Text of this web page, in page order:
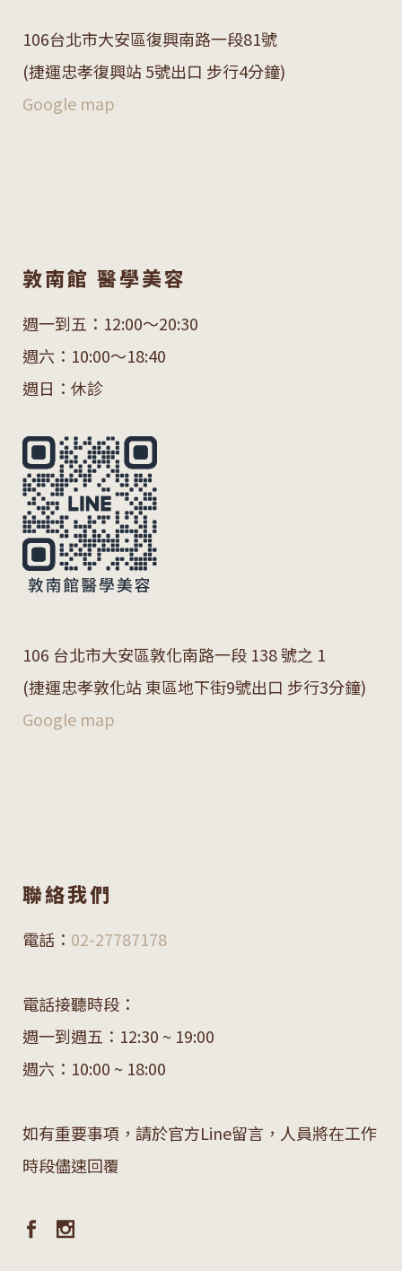
106台北市大安區復興南路一段81號
(捷運忠孝復興站 5號出口 步行4分鐘)
Google map
敦南館 醫學美容
週一到五：12:00～20:30
週六：10:00～18:40
週日：休診
106 台北市大安區敦化南路一段 138 號之 1
(捷運忠孝敦化站 東區地下街9號出口 步行3分鐘)
Google map
聯絡我們
電話： 02-27787178
電話接聽時段：
週一到週五：12:30 ~ 19:00
週六：10:00 ~ 18:00
如有重要事項，請於官方Line留言，人員將在工作
時段儘速回覆